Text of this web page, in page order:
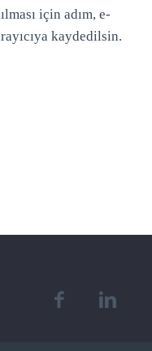
için adım, e-
kaydedilsin.